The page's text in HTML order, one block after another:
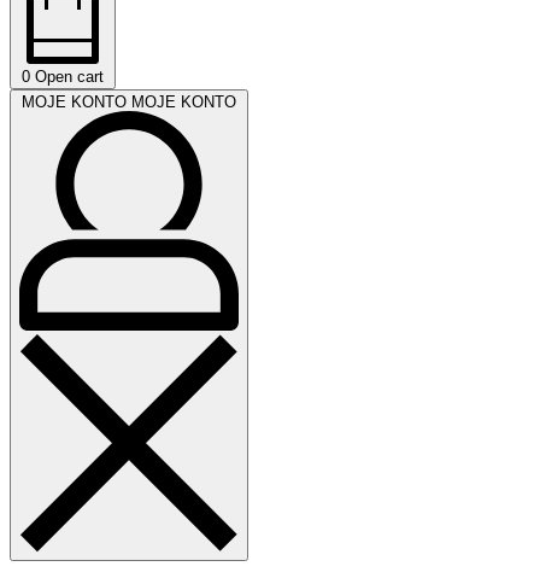
0 Open cart
MOJE KONTO MOJE KONTO